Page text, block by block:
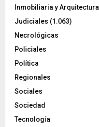
Inmobiliaria y Arquitectura
Judiciales (1.063)
Necrológicas
Policiales
Política
Regionales
Sociales
Sociedad
Tecnología